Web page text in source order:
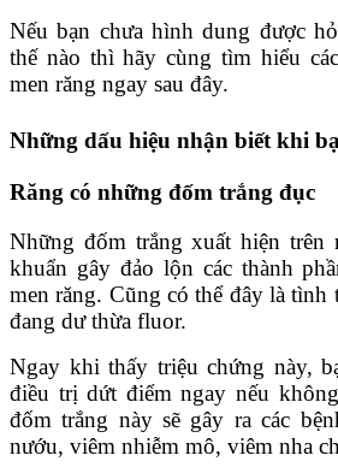
Nếu bạn chưa hình dung được
thế nào thì hãy cùng tìm hiểu
men răng ngay sau đây.
Những dấu hiệu nhận biết khi
Răng có những đốm trắng đục
Những đốm trắng xuất hiện
khuẩn gây đảo lộn các thành
men răng. Cũng có thể đây là tình
đang dư thừa fluor.
Ngay khi thấy triệu chứng này,
điều trị dứt điểm ngay nếu
đốm trắng này sẽ gây ra các
nướu, viêm nhiễm mô, viêm nha